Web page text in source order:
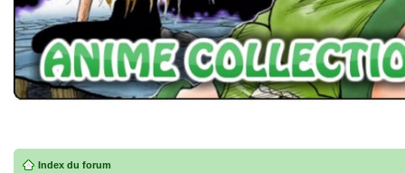
Index du forum